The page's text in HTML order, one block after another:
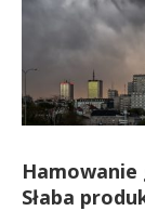
Słaba